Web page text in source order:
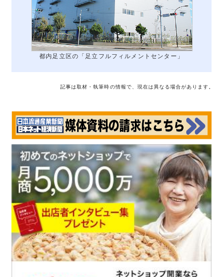
都内足立区の「足立フルフィルメントセンター」
記事は取材・執筆時の情報で、現在は異なる場合があります。